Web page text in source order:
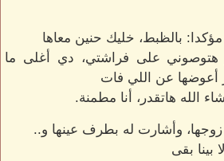
بالظبط، خليك حنين معاها
هتوصوني على فراشتي، دي أغلى ما
أعوضها عن اللي فات
الله هاتقدر، أنا مطمنة.
زوجها، وأشارت له بطرف عينها و..
بقى